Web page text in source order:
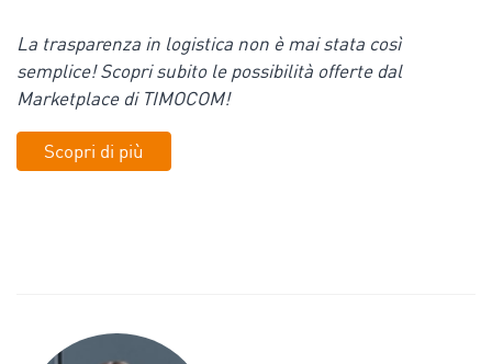
La trasparenza in logistica non è mai stata così
semplice! Scopri subito le possibilità offerte dal
Marketplace di TIMOCOM!
Scopri di più